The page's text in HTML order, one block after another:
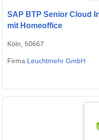
SAP BTP Senior Cloud
mit Homeoffice
Köln, 50667
Firma:Leuchtmehr GmbH